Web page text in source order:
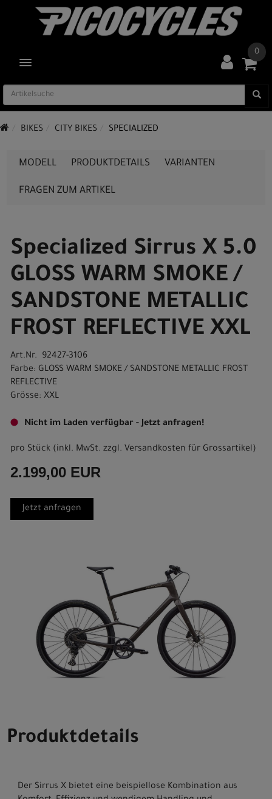
TOGGLE NAVIGATION
0
BIKES CITY BIKES SPECIALIZED
MODELL PRODUKTDETAILS VARIANTEN
FRAGEN ZUM ARTIKEL
Specialized Sirrus X 5.0
GLOSS WARM SMOKE /
SANDSTONE METALLIC
FROST REFLECTIVE XXL
Art.Nr. 92427-3106
Farbe: GLOSS WARM SMOKE / SANDSTONE METALLIC FROST
REFLECTIVE
Grösse: XXL
Nicht im Laden verfügbar - Jetzt anfragen!
pro Stück (inkl. MwSt. zzgl. Versandkosten für Grossartikel)
2.199,00 EUR
Jetzt anfragen
Produktdetails
Der Sirrus X bietet eine beispiellose Kombination aus